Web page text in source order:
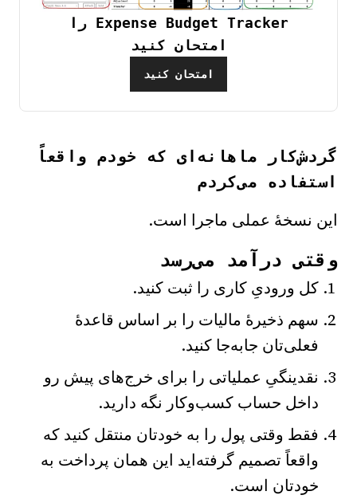
Expense Budget Tracker را
امتحان کنید
امتحان کنید
گردش‌کار ماهانه‌ای که خودم واقعاً
استفاده می‌کردم
این نسخهٔ عملی ماجرا است.
وقتی درآمد می‌رسد
کل ورودیِ کاری را ثبت کنید.
سهم ذخیرهٔ مالیات را بر اساس قاعدهٔ
فعلی‌تان جابه‌جا کنید.
نقدینگیِ عملیاتی را برای خرج‌های پیش رو
داخل حساب کسب‌وکار نگه دارید.
فقط وقتی پول را به خودتان منتقل کنید که
واقعاً تصمیم گرفته‌اید این همان پرداخت به
خودتان است.